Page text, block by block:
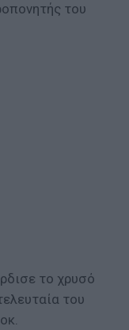
του
το χρυσό
του